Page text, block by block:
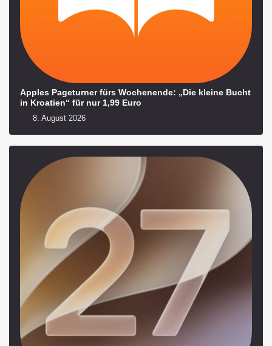
Apples Pageturner fürs Wochenende: „Die kleine Bucht
in Kroatien“ für nur 1,99 Euro
8. August 2026